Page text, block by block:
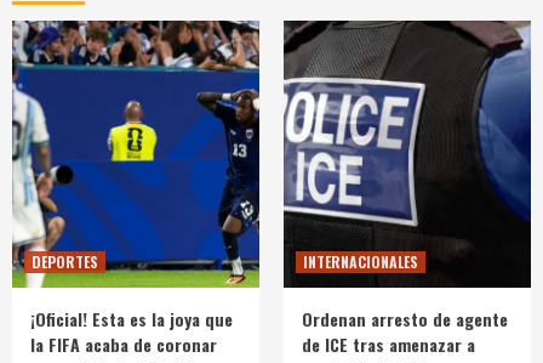
DEPORTES
¡Oficial! Esta es la joya que
la FIFA acaba de coronar
INTERNACIONALES
Ordenan arresto de agente
de ICE tras amenazar a